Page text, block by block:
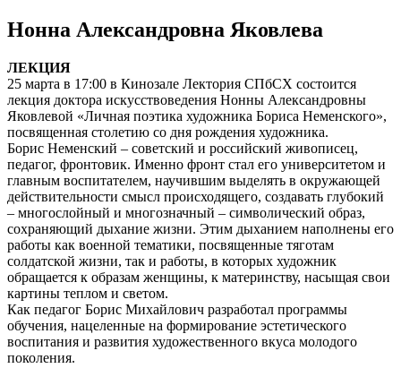
Нонна Александровна Яковлева
ЛЕКЦИЯ
25 марта в 17:00 в Кинозале Лектория СПбСХ состоится
лекция доктора искусствоведения Нонны Александровны
Яковлевой «Личная поэтика художника Бориса Неменского»,
посвященная столетию со дня рождения художника.
Борис Неменский – советский и российский живописец,
педагог, фронтовик. Именно фронт стал его университетом и
главным воспитателем, научившим выделять в окружающей
действительности смысл происходящего, создавать глубокий
– многослойный и многозначный – символический образ,
сохраняющий дыхание жизни. Этим дыханием наполнены его
работы как военной тематики, посвященные тяготам
солдатской жизни, так и работы, в которых художник
обращается к образам женщины, к материнству, насыщая свои
картины теплом и светом.
Как педагог Борис Михайлович разработал программы
обучения, нацеленные на формирование эстетического
воспитания и развития художественного вкуса молодого
поколения.